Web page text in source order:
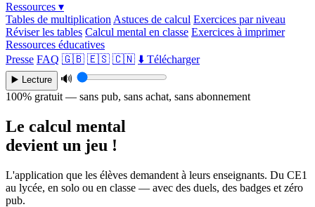
Ressources ▾
Tables de multiplication Astuces de calcul Exercices par niveau
Réviser les tables Calcul mental en classe Exercices à imprimer
Ressources éducatives
Presse FAQ 🇬🇧 🇪🇸 🇨🇳 ⬇️ Télécharger
▶️ Lecture
🔊
100% gratuit — sans pub, sans achat, sans abonnement
Le calcul mental
devient un jeu !
L'application que les élèves demandent à leurs enseignants. Du CE1
au lycée, en solo ou en classe — avec des duels, des badges et zéro
pub.